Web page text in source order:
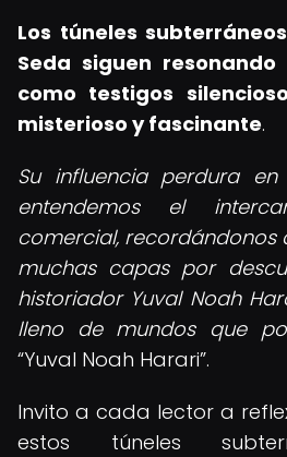
Los túneles
Seda siguen
como testigos
misterioso y fascinante.
Su influencia perdura
entendemos el
comercial, recordándonos
muchas capas por
historiador Yuval Noah
lleno de mundos que
Yuval Noah Harari .
Invito a cada lector a
estos túneles